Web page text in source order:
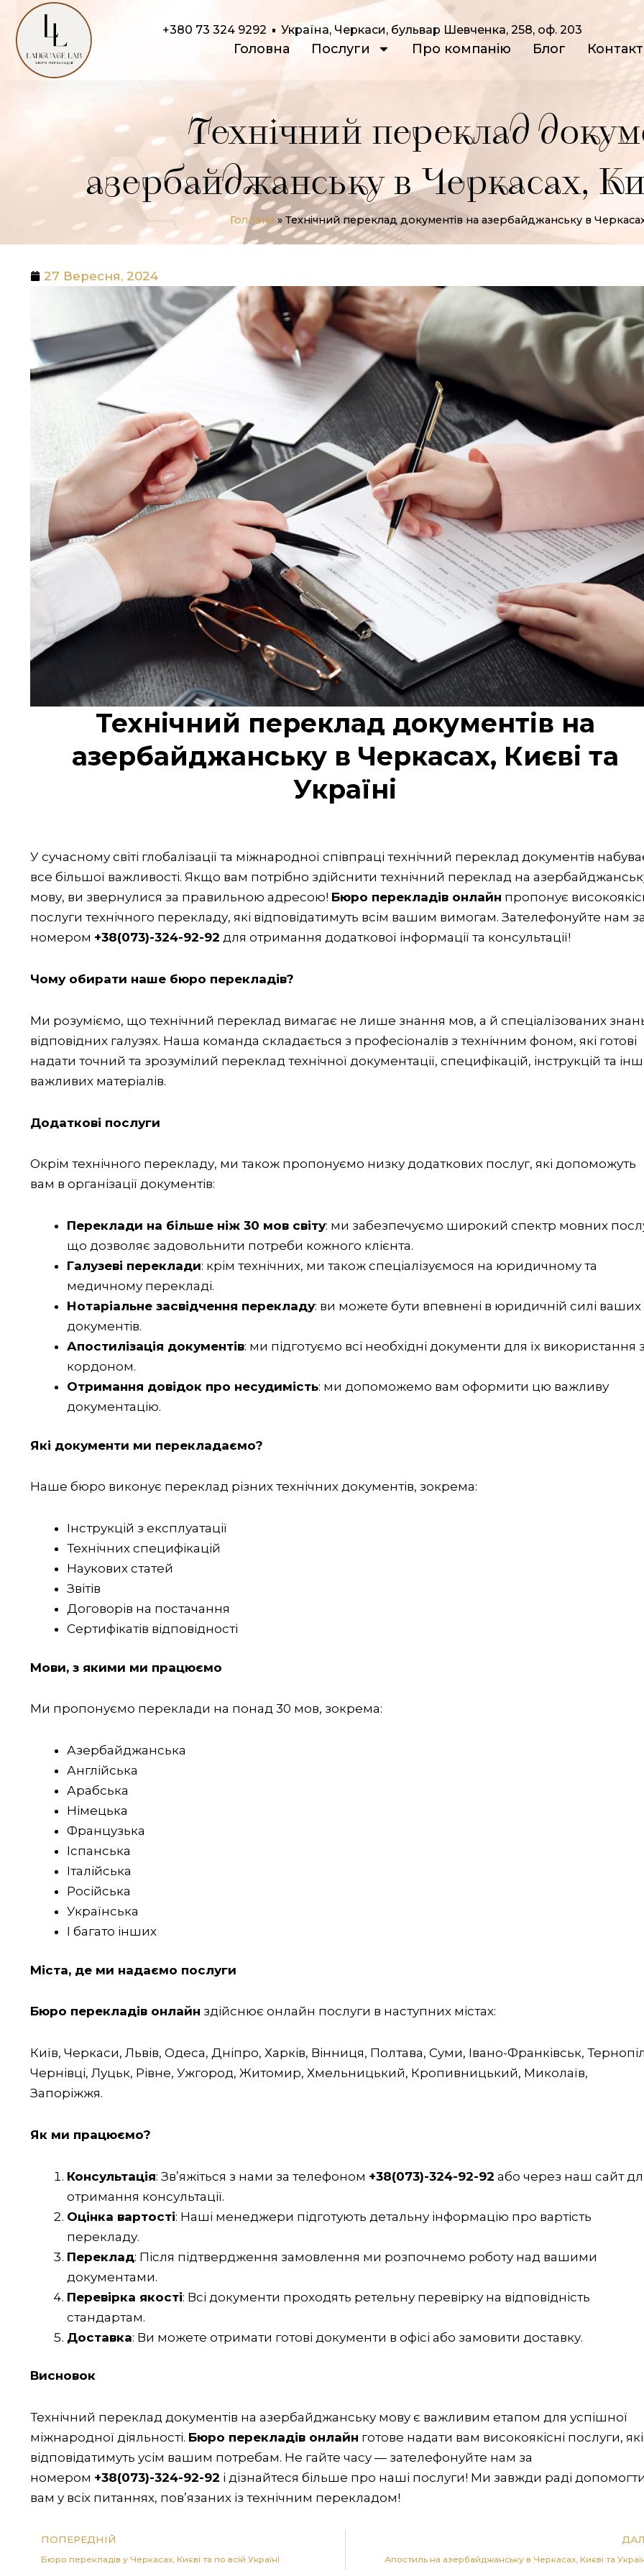
Перейти
вмісту
+380 73 324 9292 Україна, Черкаси, бульвар Шевченка, 258, оф. 203
Головна Послуги Про компанію Блог
Технічний переклад
азербайджанську в Черкасах,
Головна » Технічний переклад документів на азербайджанську в Черкасах,
27 Вересня, 2024
Технічний переклад документів на
азербайджанську в Черкасах, Києві та
Україні
У сучасному світі глобалізації та міжнародної співпраці технічний переклад документів
все більшої важливості. Якщо вам потрібно здійснити технічний переклад на
мову, ви звернулися за правильною адресою! Бюро перекладів онлайн пропонує
послуги технічного перекладу, які відповідатимуть всім вашим вимогам. Зателефонуйте нам
номером +38(073)-324-92-92 для отримання додаткової інформації та консультації!
Чому обирати наше бюро перекладів?
Ми розуміємо, що технічний переклад вимагає не лише знання мов, а й спеціалізованих
відповідних галузях. Наша команда складається з професіоналів з технічним фоном, які готові
надати точний та зрозумілий переклад технічної документації, специфікацій, інструкцій та
важливих матеріалів.
Додаткові послуги
Окрім технічного перекладу, ми також пропонуємо низку додаткових послуг, які допоможуть
вам в організації документів:
Переклади на більше ніж 30 мов світу: ми забезпечуємо широкий спектр мовних
що дозволяє задовольнити потреби кожного клієнта.
Галузеві переклади: крім технічних, ми також спеціалізуємося на юридичному та
медичному перекладі.
Нотаріальне засвідчення перекладу: ви можете бути впевнені в юридичній силі ваших
документів.
Апостилізація документів: ми підготуємо всі необхідні документи для їх використання
кордоном.
Отримання довідок про несудимість: ми допоможемо вам оформити цю важливу
документацію.
Які документи ми перекладаємо?
Наше бюро виконує переклад різних технічних документів, зокрема:
Інструкцій з експлуатації
Технічних специфікацій
Наукових статей
Звітів
Договорів на постачання
Сертифікатів відповідності
Мови, з якими ми працюємо
Ми пропонуємо переклади на понад 30 мов, зокрема:
Азербайджанська
Англійська
Арабська
Німецька
Французька
Іспанська
Італійська
Російська
Українська
І багато інших
Міста, де ми надаємо послуги
Бюро перекладів онлайн здійснює онлайн послуги в наступних містах:
Київ, Черкаси, Львів, Одеса, Дніпро, Харків, Вінниця, Полтава, Суми, Івано-Франківськ,
Чернівці, Луцьк, Рівне, Ужгород, Житомир, Хмельницький, Кропивницький, Миколаїв,
Запоріжжя.
Як ми працюємо?
Консультація: Зв’яжіться з нами за телефоном +38(073)-324-92-92 або через наш сайт
отримання консультації.
Оцінка вартості: Наші менеджери підготують детальну інформацію про вартість
перекладу.
Переклад: Після підтвердження замовлення ми розпочнемо роботу над вашими
документами.
Перевірка якості: Всі документи проходять ретельну перевірку на відповідність
стандартам.
Доставка: Ви можете отримати готові документи в офісі або замовити доставку.
Висновок
Технічний переклад документів на азербайджанську мову є важливим етапом для успішної
міжнародної діяльності. Бюро перекладів онлайн готове надати вам високоякісні послуги, які
відповідатимуть усім вашим потребам. Не гайте часу — зателефонуйте нам за
номером +38(073)-324-92-92 і дізнайтеся більше про наші послуги! Ми завжди раді
вам у всіх питаннях, пов’язаних із технічним перекладом!
Попер
ПОПЕРЕДНІЙ
Бюро перекладів у Черкасах, Києві та по всій Україні Апостиль на азербайджанську в Черкасах, Києві та